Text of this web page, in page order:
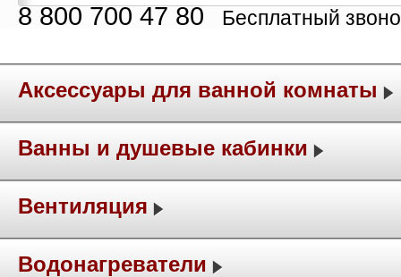
8 800 700 47 80 Бесплатный
Аксессуары для ванной комнаты
Ванны и душевые кабинки
Вентиляция
Водонагреватели